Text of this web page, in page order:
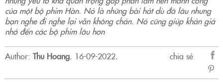
của một bộ phim Hàn. Nó là những bài hát dù đã lâu nhưng
bạn nghe đi nghe lại vẫn không chán. Nó cũng giúp khán giả
nhớ đến các bộ phim lâu hơn
Author: Thu Hoang. 16-09-2022.
chia sẻ
sẻ